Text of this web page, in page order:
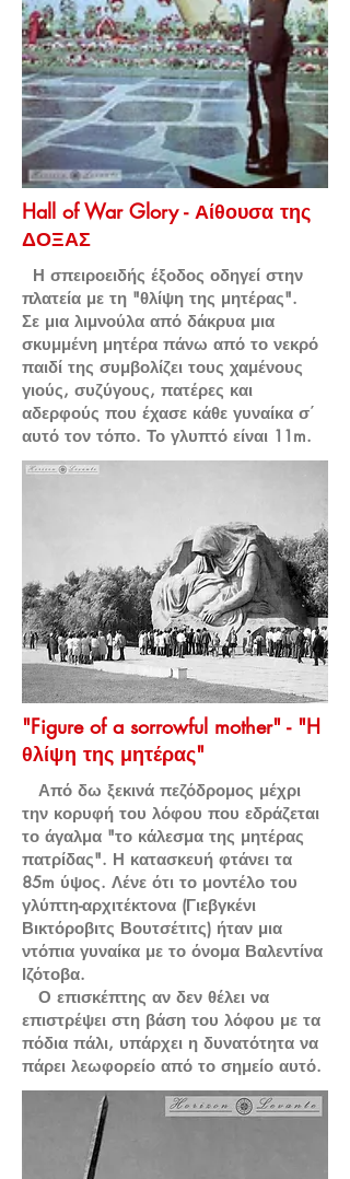
Hall of War Glory - Αίθουσα της
ΔΟΞΑΣ
Η σπειροειδής έξοδος οδηγεί στην
πλατεία με τη "θλίψη της μητέρας".
Σε μια λιμνούλα από δάκρυα μια
σκυμμένη μητέρα πάνω από το νεκρό
παιδί της συμβολίζει τους χαμένους
γιούς, συζύγους, πατέρες και
αδερφούς που έχασε κάθε γυναίκα σ΄
αυτό τον τόπο. Το γλυπτό είναι 11m.
"Figure of a sorrowful mother" - "H
θλίψη της μητέρας"
Από δω ξεκινά πεζόδρομος μέχρι
την κορυφή του λόφου που εδράζεται
το άγαλμα "το κάλεσμα της μητέρας
πατρίδας". Η κατασκευή φτάνει τα
85m ύψος. Λένε ότι το μοντέλο του
γλύπτη-αρχιτέκτονα (Γιεβγκένι
Βικτόροβιτς Βουτσέτιτς) ήταν μια
ντόπια γυναίκα με το όνομα Βαλεντίνα
Ιζότοβα.
Ο επισκέπτης αν δεν θέλει να
επιστρέψει στη βάση του λόφου με τα
πόδια πάλι, υπάρχει η δυνατότητα να
πάρει λεωφορείο από το σημείο αυτό.